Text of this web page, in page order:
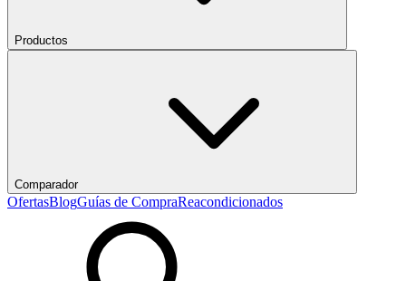
Productos
Comparador
OfertasBlogGuías de CompraReacondicionados